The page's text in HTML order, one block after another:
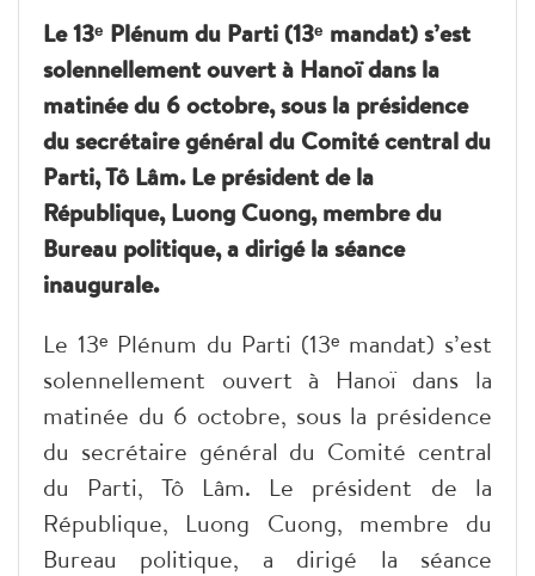
Le 13ᵉ Plénum du Parti (13ᵉ mandat) s’est
solennellement ouvert à Hanoï dans la
matinée du 6 octobre, sous la présidence
du secrétaire général du Comité central du
Parti, Tô Lâm. Le président de la
République, Luong Cuong, membre du
Bureau politique, a dirigé la séance
inaugurale.
Le 13ᵉ Plénum du Parti (13ᵉ mandat) s’est
solennellement ouvert à Hanoï dans la
matinée du 6 octobre, sous la présidence
du secrétaire général du Comité central
du Parti, Tô Lâm. Le président de la
République, Luong Cuong, membre du
Bureau politique, a dirigé la séance